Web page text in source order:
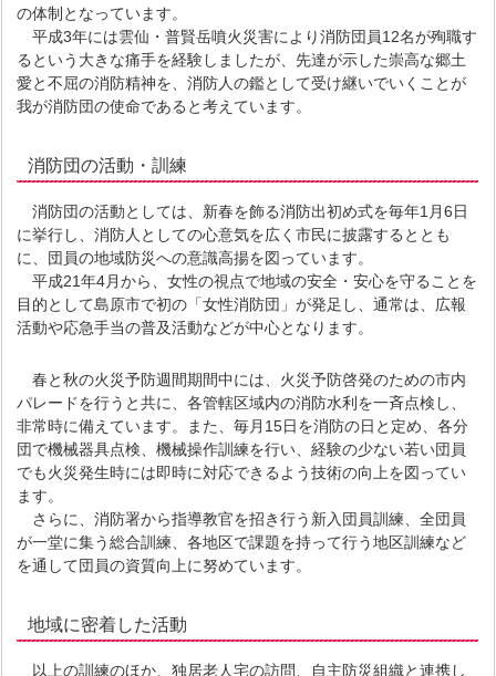
の体制となっています。
平成3年には雲仙・普賢岳噴火災害により消防団員12名が殉職す
るという大きな痛手を経験しましたが、先達が示した崇高な郷土
愛と不屈の消防精神を、消防人の鑑として受け継いでいくことが
我が消防団の使命であると考えています。
消防団の活動・訓練
消防団の活動としては、新春を飾る消防出初め式を毎年1月6日
に挙行し、消防人としての心意気を広く市民に披露するととも
に、団員の地域防災への意識高揚を図っています。
平成21年4月から、女性の視点で地域の安全・安心を守ることを
目的として島原市で初の「女性消防団」が発足し、通常は、広報
活動や応急手当の普及活動などが中心となります。
春と秋の火災予防週間期間中には、火災予防啓発のための市内
パレードを行うと共に、各管轄区域内の消防水利を一斉点検し、
非常時に備えています。また、毎月15日を消防の日と定め、各分
団で機械器具点検、機械操作訓練を行い、経験の少ない若い団員
でも火災発生時には即時に対応できるよう技術の向上を図ってい
ます。
さらに、消防署から指導教官を招き行う新入団員訓練、全団員
が一堂に集う総合訓練、各地区で課題を持って行う地区訓練など
を通して団員の資質向上に努めています。
地域に密着した活動
以上の訓練のほか、独居老人宅の訪問、自主防災組織と連携し